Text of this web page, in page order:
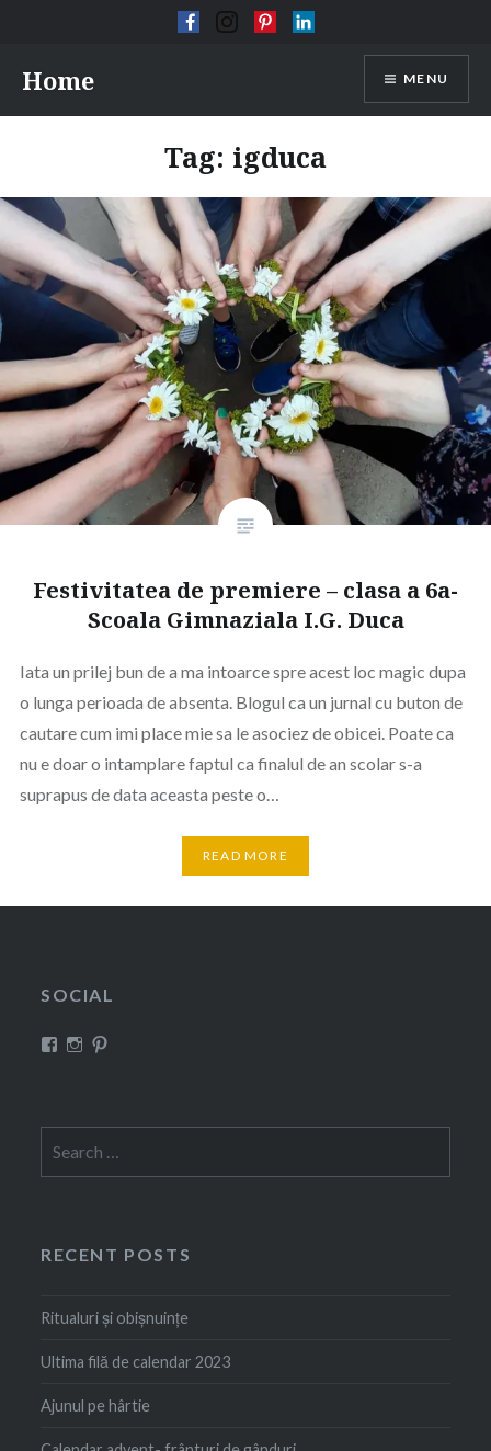
content
Home MENU
Tag: igduca
Festivitatea de premiere – clasa a 6a-
Scoala Gimnaziala I.G. Duca
Iata un prilej bun de a ma intoarce spre acest loc magic dupa
o lunga perioada de absenta. Blogul ca un jurnal cu buton de
cautare cum imi place mie sa le asociez de obicei. Poate ca
nu e doar o intamplare faptul ca finalul de an scolar s-a
suprapus de data aceasta peste o…
READ MORE
SOCIAL
View
Facebook
View
Pinterest
for:
RECENT POSTS
Ritualuri și obișnuințe
Ultima filă de calendar 2023
Ajunul pe hârtie